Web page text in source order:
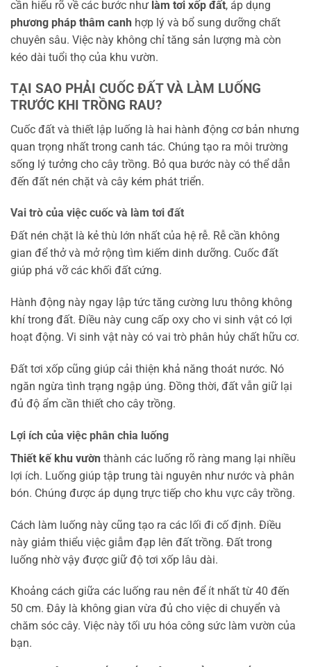
cần hiểu rõ về các bước như làm tơi xốp đất, áp dụng
phương pháp thâm canh hợp lý và bổ sung dưỡng chất
chuyên sâu. Việc này không chỉ tăng sản lượng mà còn
kéo dài tuổi thọ của khu vườn.
TẠI SAO PHẢI CUỐC ĐẤT VÀ LÀM LUỐNG
TRƯỚC KHI TRỒNG RAU?
Cuốc đất và thiết lập luống là hai hành động cơ bản nhưng
quan trọng nhất trong canh tác. Chúng tạo ra môi trường
sống lý tưởng cho cây trồng. Bỏ qua bước này có thể dẫn
đến đất nén chặt và cây kém phát triển.
Vai trò của việc cuốc và làm tơi đất
Đất nén chặt là kẻ thù lớn nhất của hệ rễ. Rễ cần không
gian để thở và mở rộng tìm kiếm dinh dưỡng. Cuốc đất
giúp phá vỡ các khối đất cứng.
Hành động này ngay lập tức tăng cường lưu thông không
khí trong đất. Điều này cung cấp oxy cho vi sinh vật có lợi
hoạt động. Vi sinh vật này có vai trò phân hủy chất hữu cơ.
Đất tơi xốp cũng giúp cải thiện khả năng thoát nước. Nó
ngăn ngừa tình trạng ngập úng. Đồng thời, đất vẫn giữ lại
đủ độ ẩm cần thiết cho cây trồng.
Lợi ích của việc phân chia luống
Thiết kế khu vườn thành các luống rõ ràng mang lại nhiều
lợi ích. Luống giúp tập trung tài nguyên như nước và phân
bón. Chúng được áp dụng trực tiếp cho khu vực cây trồng.
Cách làm luống này cũng tạo ra các lối đi cố định. Điều
này giảm thiểu việc giẫm đạp lên đất trồng. Đất trong
luống nhờ vậy được giữ độ tơi xốp lâu dài.
Khoảng cách giữa các luống rau nên để ít nhất từ 40 đến
50 cm. Đây là không gian vừa đủ cho việc di chuyển và
chăm sóc cây. Việc này tối ưu hóa công sức làm vườn của
bạn.